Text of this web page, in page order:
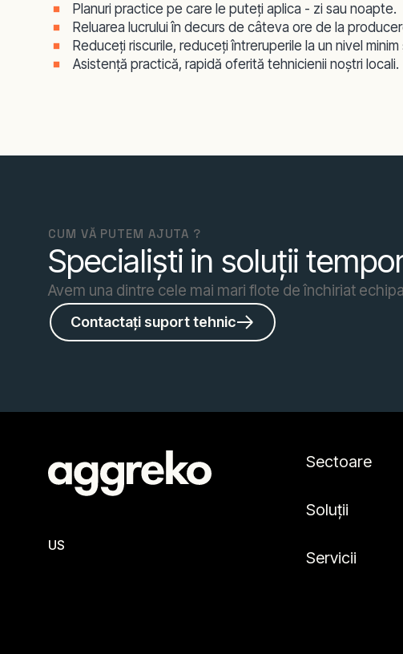
Planuri practice pe care le puteţi aplica - zi sau noapte.
Reluarea lucrului în decurs de câteva ore de la
Reduceţi riscurile, reduceţi întreruperile la un nivel
Asistenţă practică, rapidă oferită tehnicienii noştri locali.
CUM VĂ PUTEM AJUTA ?
Specialiști in soluții
Avem una dintre cele mai mari flote de închiriat
Contactați suport tehnic
US
Sectoare
Soluții
Servicii